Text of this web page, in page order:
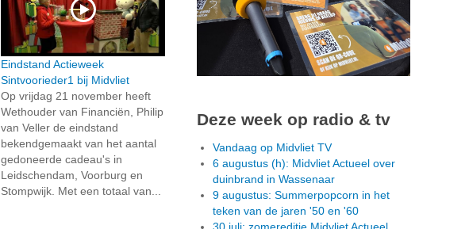
Eindstand Actieweek
Sintvoorieder1 bij Midvliet
Op vrijdag 21 november heeft
Wethouder van Financiën, Philip
van Veller de eindstand
bekendgemaakt van het aantal
gedoneerde cadeau's in
Leidschendam, Voorburg en
Stompwijk. Met een totaal van...
Deze week op radio & tv
Vandaag op Midvliet TV
6 augustus (h): Midvliet Actueel over
duinbrand in Wassenaar
9 augustus: Summerpopcorn in het
teken van de jaren '50 en '60
30 juli: zomereditie Midvliet Actueel